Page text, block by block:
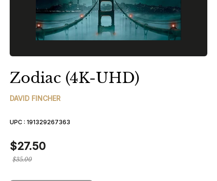
Zodiac (4K-UHD)
DAVID FINCHER
UPC : 191329267363
$27.50
Prix
$35.00